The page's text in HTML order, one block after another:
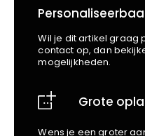
Edge Safety
Harvest
Heckel
Hydrowear
Jassz
Wil je dit artikel graag
contact op, dan
mogelijkheden.
Grote
Wens je een groter